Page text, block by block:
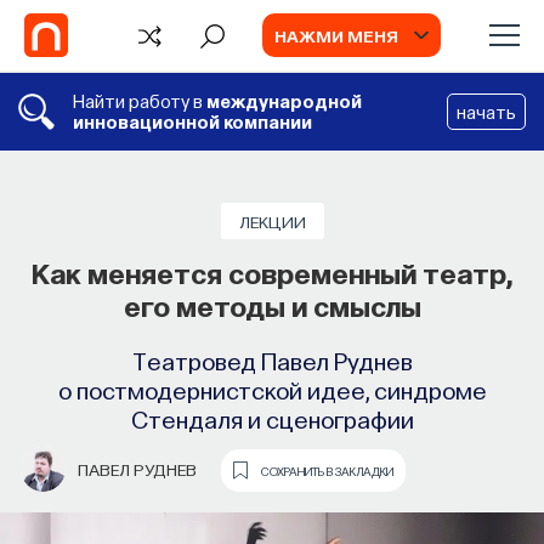
НАЖМИ МЕНЯ
Найти работу в международной
инновационной компании
начать
ЛЕКЦИИ
Как меняется современный театр,
его методы и смыслы
Театровед Павел Руднев
о постмодернистской идее, синдроме
Стендаля и сценографии
ПАВЕЛ РУДНЕВ СОХРАНИТЬ В ЗАКЛАДКИ
TV
ИИ в университете, цели